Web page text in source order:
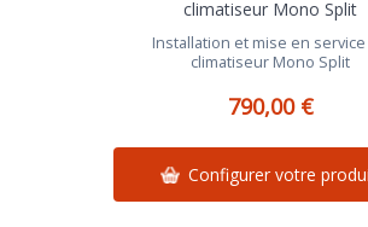
Installation et mise en
climatiseur Mono Split
790,00 €
Configurer votre